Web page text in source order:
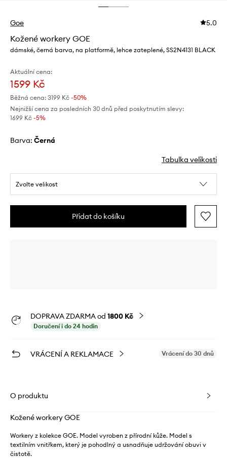
Goe 5.0
Kožené workery GOE
dámské, černá barva, na platformě, lehce zateplené, SS2N4131 BLACK
Aktuální cena:
1599 Kč
Běžná cena: 3199 Kč -50%
Nejnižší cena za posledních 30 dnů před poskytnutím slevy:
1699 Kč -5%
Barva: černá
Tabulka velikosti
Zvolte velikost
Přidat do košíku
DOPRAVA ZDARMA od 1800 Kč
Doručení i do 24 hodin
VRÁCENÍ A REKLAMACE Vrácení do 30 dnů
O produktu
Kožené workery GOE
Workery z kolekce GOE. Model vyroben z přírodní kůže. Model s
textilním vnitřkem, který je pohodlný a usnadňuje udržování obuvi v
čistotě.